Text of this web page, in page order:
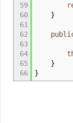
59
60
61
62
63
64
65
66
}
}
}